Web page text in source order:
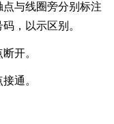
与线圈旁分别标注
，以示区别。
开。
通。